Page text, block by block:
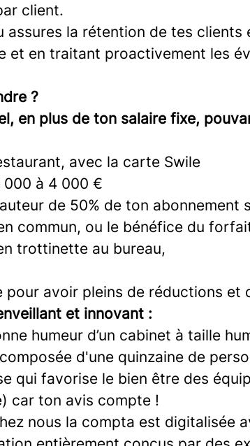
client.
assures la rétention de tes clients
et en traitant proactivement les
?
en plus de ton salaire fixe,
avec la carte Swile
000 à 4 000 €
de 50% de ton abonnement
commun, ou le bénéfice du
trottinette au bureau,
pour avoir pleins de réductions et
et innovant :
humeur d’un cabinet à taille
d'une quinzaine de
qui favorise le bien être des
car ton avis compte !
nous la compta est digitalisée